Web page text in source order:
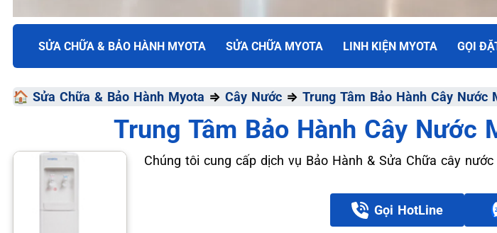
TRUNG TÂM BẢO HÀNH ĐIỆN MÁY VN
SỬA CHỮA & BẢO HÀNH
MYOTA
Chất Lượng Tối Ưu - Giá Thành Tối Thiểu - Dịch Vụ Tối Đa
📞 09.663.898.33
SỬA CHỮA & BẢO HÀNH MYOTA SỬA CHỮA MYOTA LINH KIỆN MYOTA GỌI
🏠 Sửa Chữa & Bảo Hành Myota ⇒ Cây Nước ⇒ Trung Tâm Bảo Hành Cây Nước
Trung Tâm Bảo Hành Cây Nước
Chúng tôi cung cấp dịch vụ Bảo Hành & Sửa Chữa cây
Gọi HotLine